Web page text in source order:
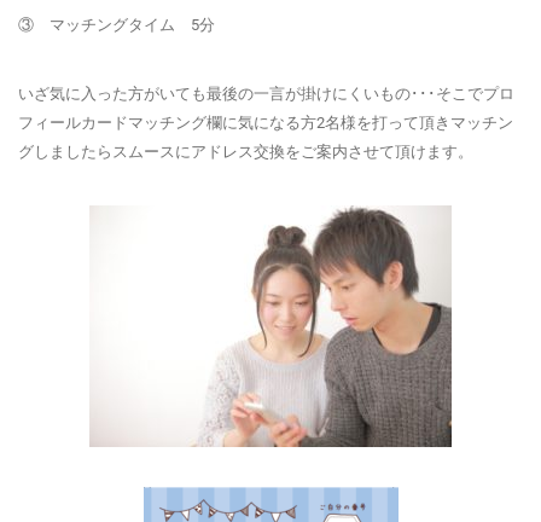
③ マッチングタイム 5分
いざ気に入った方がいても最後の一言が掛けにくいもの･･･そこでプロ
フィールカードマッチング欄に気になる方2名様を打って頂きマッチン
グしましたらスムースにアドレス交換をご案内させて頂けます。